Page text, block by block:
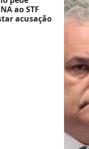
ao STF
acusação